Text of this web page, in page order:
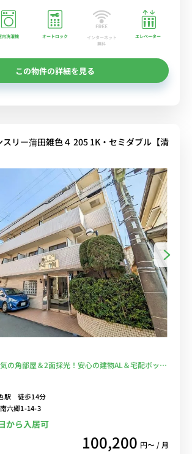
内洗濯機 オートロック
インターネット
無料
エレベーター
この物件の詳細を見る
スリー蒲田雑色４ 205 1K・セミダブル【清
気の角部屋＆2面採光！安心の建物AL＆宅配ボック
備♪デスク・チェアのあるお部屋/京急本線利用で
＆京急鶴見駅まで乗換なしでアクセス■選べる
中！
駅 徒歩14分
南六郷1-14-3
から入居可
100,200 円〜 / 月